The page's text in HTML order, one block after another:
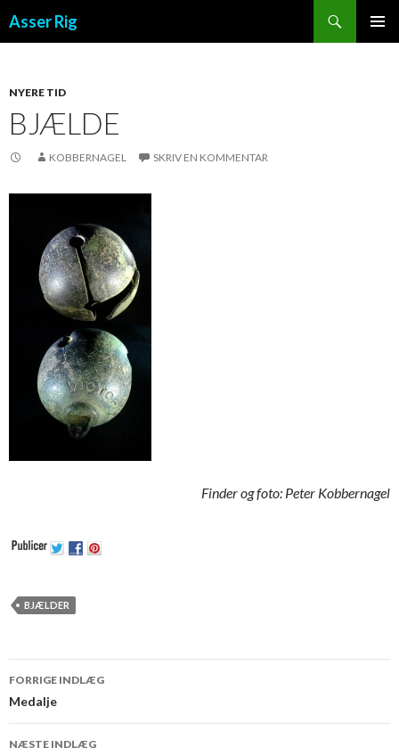
Asser Rig
NYERE TID
BJÆLDE
KOBBERNAGEL SKRIV EN KOMMENTAR
Finder og foto: Peter Kobbernagel
BJÆLDER
Indlæg navigation
FORRIGE INDLÆG
Medalje
NÆSTE INDLÆG